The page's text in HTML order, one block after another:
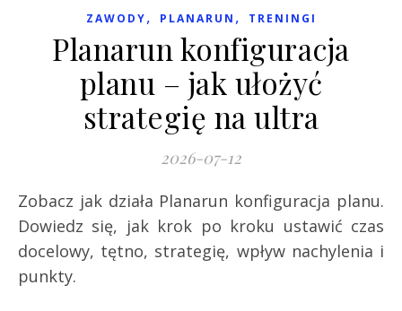
ZAWODY, PLANARUN , TRENINGI
Planarun konfiguracja
planu – jak ułożyć
strategię na ultra
2026-07-12
Zobacz jak działa Planarun konfiguracja planu.
Dowiedz się, jak krok po kroku ustawić czas
docelowy, tętno, strategię, wpływ nachylenia i
punkty.